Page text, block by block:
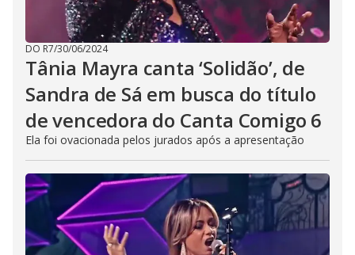
DO R7/30/06/2024
Tânia Mayra canta ‘Solidão’, de
Sandra de Sá em busca do título
de vencedora do Canta Comigo 6
Ela foi ovacionada pelos jurados após a apresentação